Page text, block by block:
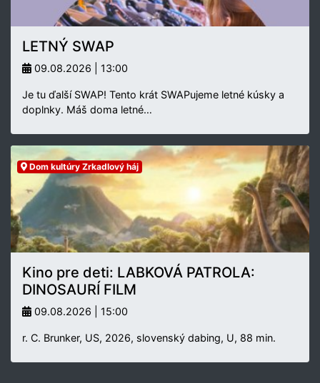
LETNÝ SWAP
09.08.2026 | 13:00
Je tu ďalší SWAP! Tento krát SWAPujeme letné kúsky a
doplnky. Máš doma letné…
Dom kultúry Zrkadlový háj
Kino pre deti: LABKOVÁ PATROLA:
DINOSAURÍ FILM
09.08.2026 | 15:00
r. C. Brunker, US, 2026, slovenský dabing, U, 88 min.